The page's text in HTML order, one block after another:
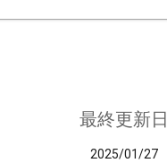
最終更新日
2025/01/27